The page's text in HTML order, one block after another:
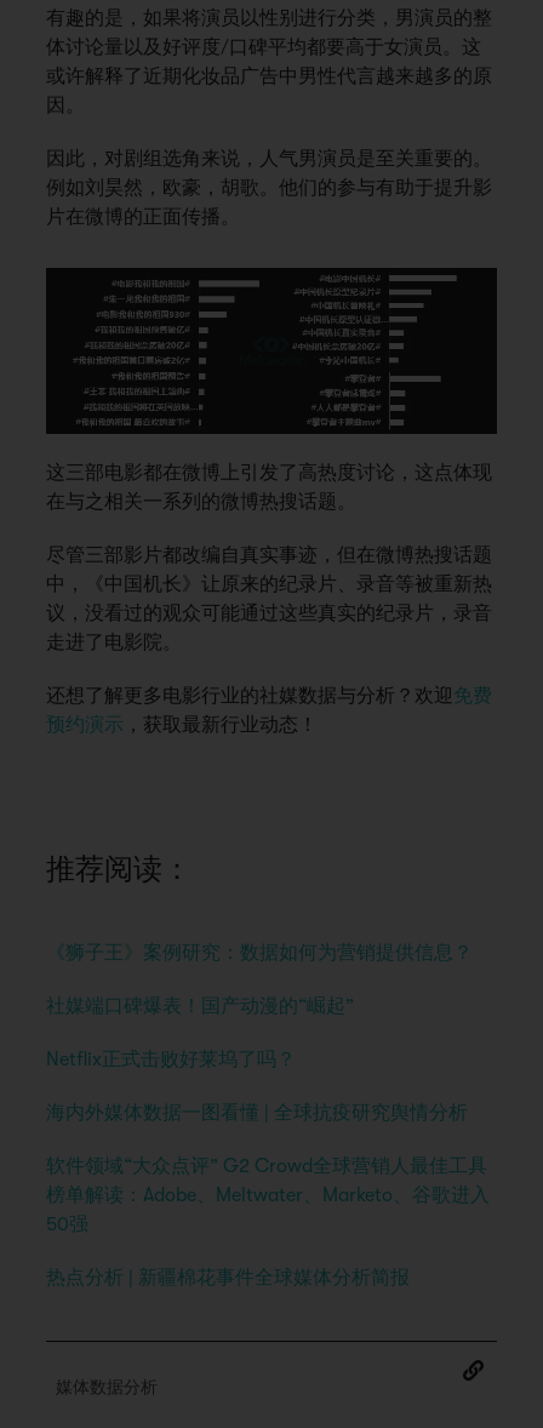
有趣的是，如果将演员以性别进行分类，男演员的整
体讨论量以及好评度/口碑平均都要高于女演员。这
或许解释了近期化妆品广告中男性代言越来越多的原
因。
因此，对剧组选角来说，人气男演员是至关重要的。
例如刘昊然，欧豪，胡歌。他们的参与有助于提升影
片在微博的正面传播。
这三部电影都在微博上引发了高热度讨论，这点体现
在与之相关一系列的微博热搜话题。
尽管三部影片都改编自真实事迹，但在微博热搜话题
中，《中国机长》让原来的纪录片、录音等被重新热
议，没看过的观众可能通过这些真实的纪录片，录音
走进了电影院。
还想了解更多电影行业的社媒数据与分析？欢迎免费
预约演示 ，获取最新行业动态！
推荐阅读：
《狮子王》案例研究：数据如何为营销提供信息？
社媒端口碑爆表！国产动漫的“崛起”
Netflix正式击败好莱坞了吗？
海内外媒体数据一图看懂 | 全球抗疫研究舆情分析
软件领域“大众点评” G2 Crowd全球营销人最佳工具
榜单解读：Adobe、Meltwater、Marketo、谷歌进入
50强
热点分析 | 新疆棉花事件全球媒体分析简报
媒体数据分析